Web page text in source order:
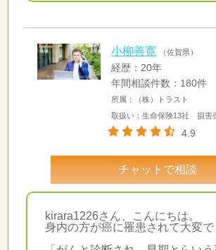
小柳善寛 （佐賀県）
経歴：20年
年間相談件数：180件
所属：（株）トラスト
取扱い：生命保険13社 損害
4.9
チャットで相談
kirara1226さん、こんにちは。
身内の方が癌に罹患されて大変で